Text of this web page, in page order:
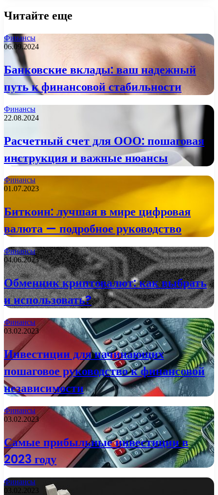
Читайте еще
Финансы
06.09.2024
Банковские вклады: ваш надежный
путь к финансовой стабильности
Финансы
22.08.2024
Расчетный счет для ООО: пошаговая
инструкция и важные нюансы
Финансы
01.07.2023
Биткоин: лучшая в мире цифровая
валюта — подробное руководство
Финансы
04.06.2023
Обменник криптовалют: как выбрать
и использовать?
Финансы
03.02.2023
Инвестиции для начинающих
пошаговое руководство к финансовой
независимости
Финансы
03.02.2023
Самые прибыльные инвестиции в
2023 году
Финансы
03.02.2023